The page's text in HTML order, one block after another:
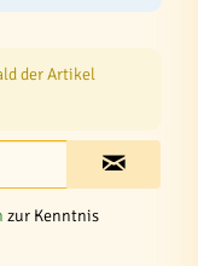
der Artikel
zur Kenntnis